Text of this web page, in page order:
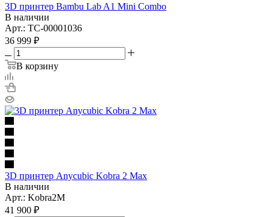
3D принтер Bambu Lab A1 Mini Combo
В наличии
Арт.: TC-00001036
36 999 ₽
В корзину
3D принтер Anycubic Kobra 2 Max
В наличии
Арт.: Kobra2M
41 900 ₽